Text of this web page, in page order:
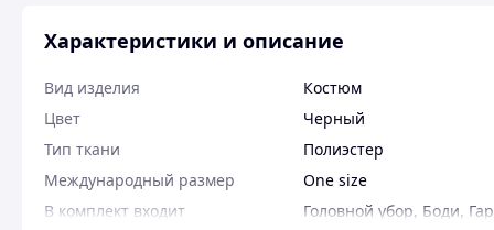
Характеристики и описание
Вид изделия
Костюм
Цвет
Черный
Тип ткани
Полиэстер
Международный размер
One size
В комплект входит
Головной убор, Боди,